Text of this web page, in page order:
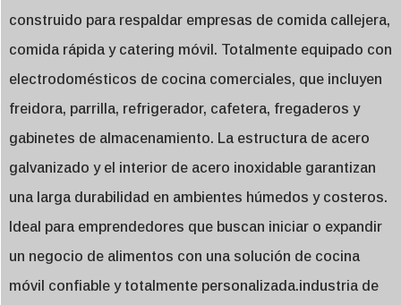
construido para respaldar empresas de comida callejera,
comida rápida y catering móvil. Totalmente equipado con
electrodomésticos de cocina comerciales, que incluyen
freidora, parrilla, refrigerador, cafetera, fregaderos y
gabinetes de almacenamiento. La estructura de acero
galvanizado y el interior de acero inoxidable garantizan
una larga durabilidad en ambientes húmedos y costeros.
Ideal para emprendedores que buscan iniciar o expandir
un negocio de alimentos con una solución de cocina
móvil confiable y totalmente personalizada.industria de